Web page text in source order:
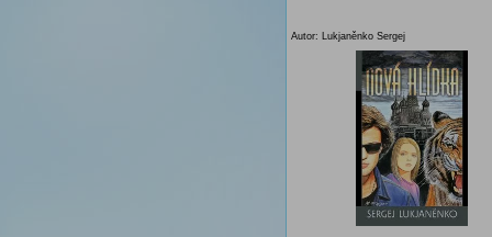
Autor: Lukjaněnko Sergej